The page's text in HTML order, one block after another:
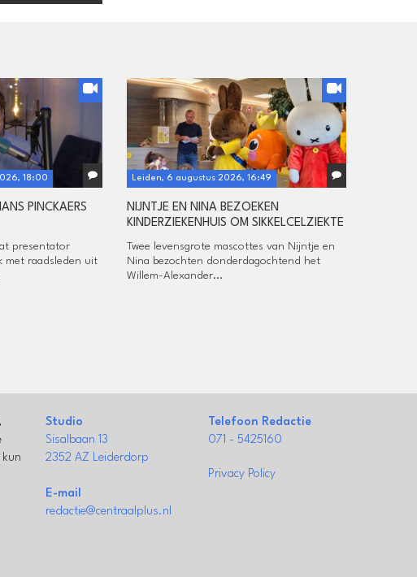
18:00
PINCKAERS
presentator
met raadsleden uit
Leiden, 6 augustus 2026, 16:49
NIJNTJE EN NINA BEZOEKEN
KINDERZIEKENHUIS OM SIKKELCELZIEKTE
Twee levensgrote mascottes van Nijntje en
Nina bezochten donderdagochtend het
Willem-Alexander...
Studio
Sisalbaan 13
2352 AZ Leiderdorp
E-mail
redactie@centraalplus.nl
Telefoon Redactie
071 - 5425160
Privacy Policy